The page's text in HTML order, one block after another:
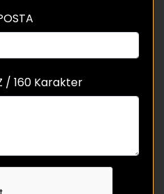
/ 160 Karakter